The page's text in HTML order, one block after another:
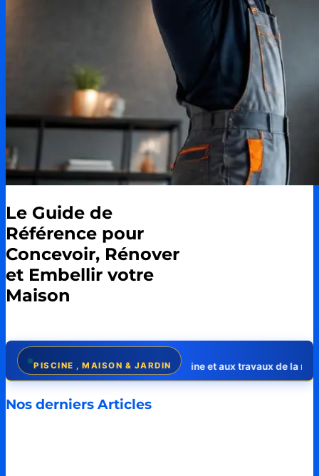
Le Guide de
Référence pour
Concevoir, Rénover
et Embellir votre
Maison
PISCINE , MAISON & JARDIN
dédié à la piscine et aux travaux de la maison✦ Comparatifs
Nos derniers Articles